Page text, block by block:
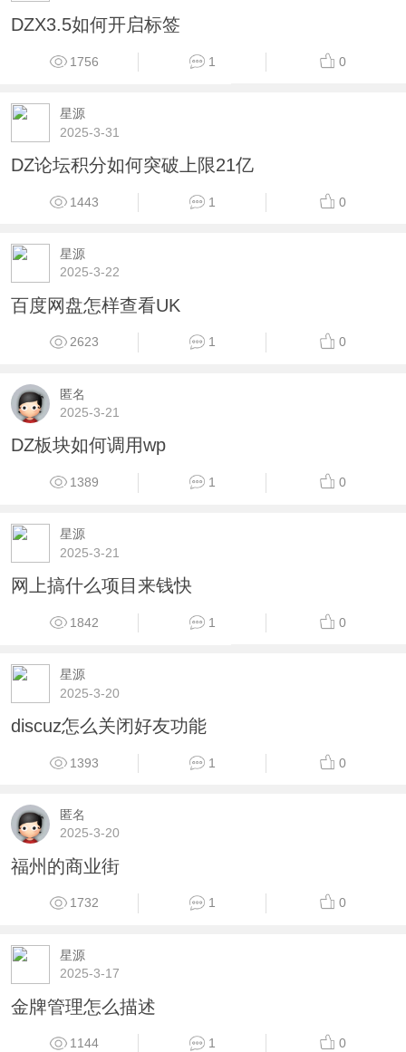
DZX3.5如何开启标签
1756 1 0
星源
2025-3-31
DZ论坛积分如何突破上限21亿
1443 1 0
星源
2025-3-22
百度网盘怎样查看UK
2623 1 0
匿名
2025-3-21
DZ板块如何调用wp
1389 1 0
星源
2025-3-21
网上搞什么项目来钱快
1842 1 0
星源
2025-3-20
discuz怎么关闭好友功能
1393 1 0
匿名
2025-3-20
福州的商业街
1732 1 0
星源
2025-3-17
金牌管理怎么描述
1144 1 0